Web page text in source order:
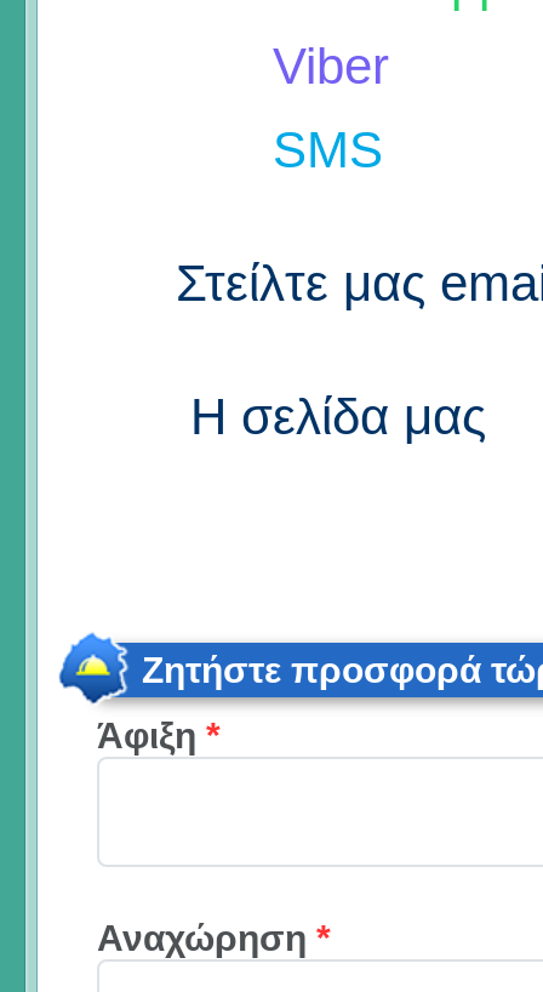
Viber
SMS
Στείλτε μας
Η σελίδα μας
Ζητήστε προσφορά
Άφιξη *
Αναχώρηση *